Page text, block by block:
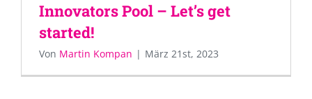
Innovators Pool – Let’s get
started!
Von Martin Kompan | März 21st, 2023